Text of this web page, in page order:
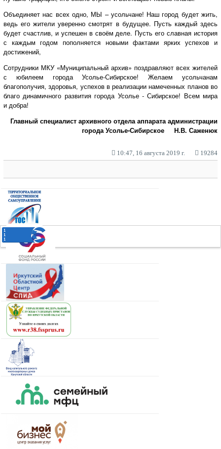
Объединяет нас всех одно, МЫ – усольчане! Наш город будет жить,
ведь его жители уверенно смотрят в будущее. Пусть каждый здесь
будет счастлив, и успешен в своём деле. Пусть его славная история
с каждым годом пополняется новыми фактами ярких успехов и
достижений,
Сотрудники МКУ «Муниципальный архив» поздравляют всех жителей
с юбилеем города Усолье-Сибирское! Желаем усольчанам
благополучия, здоровья, успехов в реализации намеченных планов во
благо динамичного развития города Усолье - Сибирское! Всем мира
и добра!
Главный специалист архивного отдела аппарата администрации
города Усолье-Сибирское Н.В. Саженюк
10:47, 16 августа 2019 г. 19284